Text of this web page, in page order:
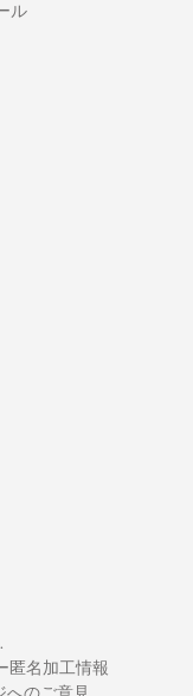
ル
匿名加工情報